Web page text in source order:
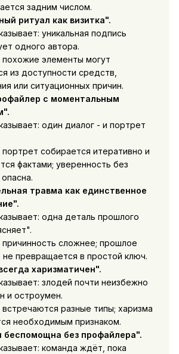
задним числом.
ритуал как визитка".
уникальная подпись
одного автора.
похожие элементы могут
из доступности средств,
или ситуационных причин.
с моментальным
один диалог - и портрет
портрет собирается итеративно и
фактами; уверенность без
травма как единственное
одна деталь прошлого
причинность сложнее; прошлое
превращается в простой ключ.
харизматичен".
злодей почти неизбежно
и остроумен.
встречаются разные типы; харизма
необходимым признаком.
беспомощна без профайлера".
команда ждёт, пока